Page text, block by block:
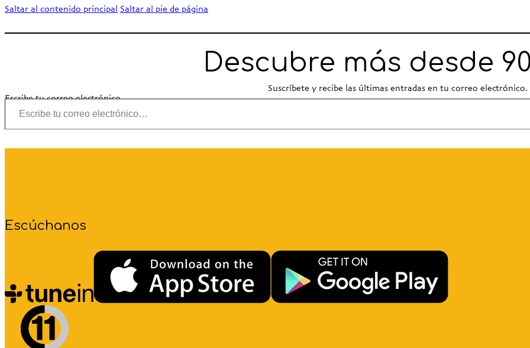
Saltar al contenido principal Saltar al pie de página
Descubre más desde
Suscríbete y recibe las últimas entradas en tu correo electrónico.
Escribe tu correo electrónico…
Escúchanos